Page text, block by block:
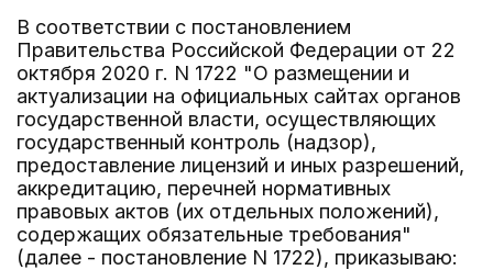
В соответствии с постановлением
Правительства Российской Федерации от 22
октября 2020 г. N 1722 "О размещении и
актуализации на официальных сайтах органов
государственной власти, осуществляющих
государственный контроль (надзор),
предоставление лицензий и иных разрешений,
аккредитацию, перечней нормативных
правовых актов (их отдельных положений),
содержащих обязательные требования"
(далее - постановление N 1722), приказываю: